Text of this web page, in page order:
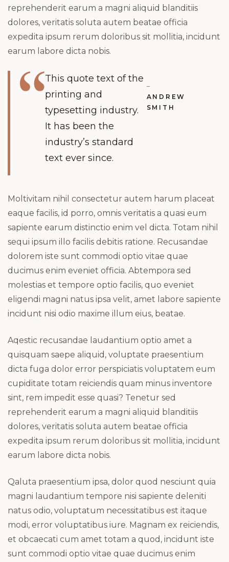
reprehenderit earum a magni aliquid blanditiis
dolores, veritatis soluta autem beatae officia
expedita ipsum rerum doloribus sit mollitia, incidunt
earum labore dicta nobis.
This quote text of the
printing and
typesetting industry.
It has been the
industry’s standard
text ever since.
–
ANDREW
SMITH
Moltivitam nihil consectetur autem harum placeat
eaque facilis, id porro, omnis veritatis a quasi eum
sapiente earum distinctio enim vel dicta. Totam nihil
sequi ipsum illo facilis debitis ratione. Recusandae
dolorem iste sunt commodi optio vitae quae
ducimus enim eveniet officia. Abtempora sed
molestias et tempore optio facilis, quo eveniet
eligendi magni natus ipsa velit, amet labore sapiente
incidunt nisi odio maxime illum eius, beatae.
Aqestic recusandae laudantium optio amet a
quisquam saepe aliquid, voluptate praesentium
dicta fuga dolor error perspiciatis voluptatem eum
cupiditate totam reiciendis quam minus inventore
sint, rem impedit esse quasi? Tenetur sed
reprehenderit earum a magni aliquid blanditiis
dolores, veritatis soluta autem beatae officia
expedita ipsum rerum doloribus sit mollitia, incidunt
earum labore dicta nobis.
Qaluta praesentium ipsa, dolor quod nesciunt quia
magni laudantium tempore nisi sapiente deleniti
natus odio, voluptatum necessitatibus est itaque
modi, error voluptatibus iure. Magnam ex reiciendis,
et obcaecati cum amet totam a quod, incidunt iste
sunt commodi optio vitae quae ducimus enim